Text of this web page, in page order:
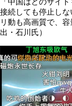
接続しても停止し
リ動も高画質で、
出・石川氏）